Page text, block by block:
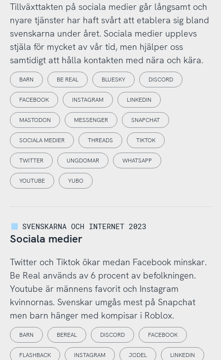
Tillväxttakten på sociala medier går långsamt och
nyare tjänster har haft svårt att etablera sig bland
svenskarna under året. Sociala medier upplevs
stjäla för mycket av vår tid, men hjälper oss
samtidigt att hålla kontakten med nära och kära.
BARN BE REAL BLUESKY DISCORD
FACEBOOK INSTAGRAM LINKEDIN
MASTODON MESSENGER SNAPCHAT
SOCIALA MEDIER THREADS TIKTOK
TWITTER UNGDOMAR WHATSAPP
YOUTUBE YUBO
SVENSKARNA OCH INTERNET 2023
Sociala medier
Twitter och Tiktok ökar medan Facebook minskar.
Be Real används av 6 procent av befolkningen.
Youtube är männens favorit och Instagram
kvinnornas. Svenskar umgås mest på Snapchat
men barn hänger med kompisar i Roblox.
BARN BEREAL DISCORD FACEBOOK
FLASHBACK INSTAGRAM JODEL LINKEDIN